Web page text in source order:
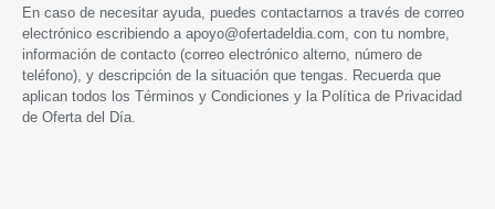
En caso de necesitar ayuda, puedes contactarnos a través de correo
electrónico escribiendo a apoyo@ofertadeldia.com , con tu nombre,
información de contacto (correo electrónico alterno, número de
teléfono), y descripción de la situación que tengas. Recuerda que
aplican todos los Términos y Condiciones y la Política de Privacidad
de Oferta del Día.